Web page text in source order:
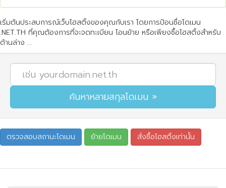
เริ่มต้นประสบการณ์เว็บโฮสติ้งของคุณกับเรา โดยการป้อนชื่อโดเมน
.NET.TH ที่คุณต้องการที่จะจดทะเบียน โอนย้าย หรือเพียงซื้อโฮสติ้งสำหรับ
ด้านล่าง ...